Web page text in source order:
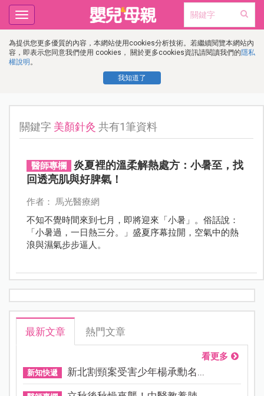
為提供您更多優質的內容，本網站使用cookies分析技術。若繼續閱覽本網站內
容，即表示您同意我們使用 cookies， 關於更多cookies資訊請閱讀我們的隱私
權說明 。
我知道了
Toggle
navigation
關鍵字 美顏針灸 共有1筆資料
醫師專欄
炎夏裡的溫柔解熱處方：小暑至，找
回透亮肌與好脾氣！
作者： 馬光醫療網
不知不覺時間來到七月，即將迎來「小暑」。俗話說：
「小暑過，一日熱三分。」盛夏序幕拉開，空氣中的熱
浪與濕氣步步逼人。
最新文章 熱門文章
看更多
新知快遞 新北割頸案受害少年楊承勳名...